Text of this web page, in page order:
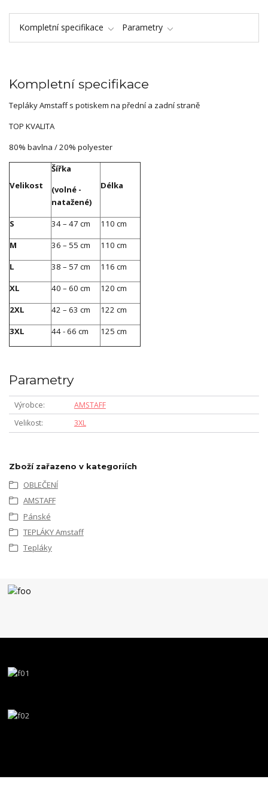
Kompletní specifikace Parametry
Kompletní specifikace
Tepláky Amstaff s potiskem na přední a zadní straně
TOP KVALITA
80% bavlna / 20% polyester
Velikost
Šířka
(volné -
natažené)
Délka
S 34 – 47 cm
110 cm
M
36 – 55 cm
110 cm
L
38 – 57 cm
116 cm
XL
40 – 60 cm
120 cm
2XL
42 – 63 cm
122 cm
3XL
44 - 66 cm 125 cm
Parametry
Výrobce
AMSTAFF
Velikost
3XL
Zboží zařazeno v kategoriích
OBLEČENÍ
AMSTAFF
Pánské
TEPLÁKY Amstaff
Tepláky